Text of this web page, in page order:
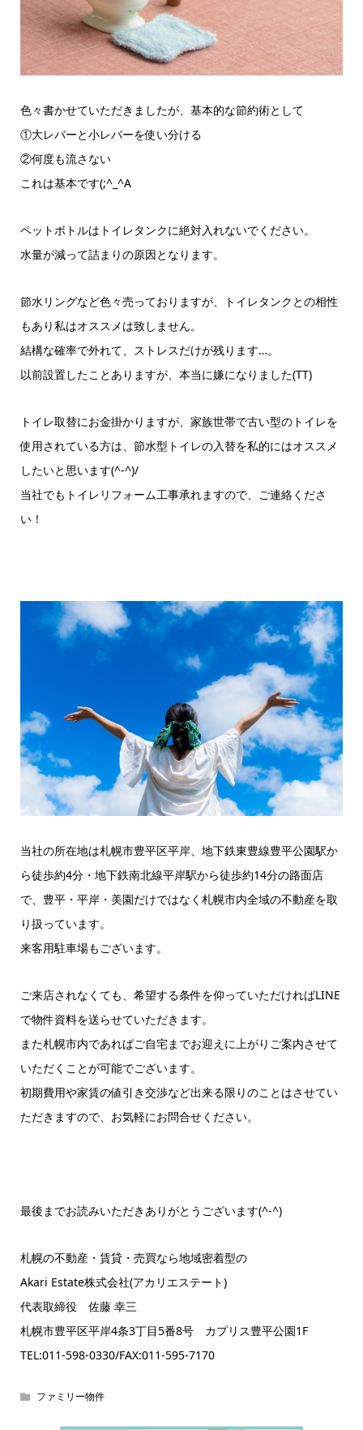
色々書かせていただきましたが、基本的な節約術として
①大レバーと小レバーを使い分ける
②何度も流さない
これは基本です(;^_^A
ペットボトルはトイレタンクに絶対入れないでください。
水量が減って詰まりの原因となります。
節水リングなど色々売っておりますが、トイレタンクとの相性
もあり私はオススメは致しません。
結構な確率で外れて、ストレスだけが残ります…。
以前設置したことありますが、本当に嫌になりました(TT)
トイレ取替にお金掛かりますが、家族世帯で古い型のトイレを
使用されている方は、節水型トイレの入替を私的にはオススメ
したいと思います(^-^)/
当社でもトイレリフォーム工事承れますので、ご連絡くださ
い！
当社の所在地は札幌市豊平区平岸、地下鉄東豊線豊平公園駅か
ら徒歩約4分・地下鉄南北線平岸駅から徒歩約14分の路面店
で、豊平・平岸・美園だけではなく札幌市内全域の不動産を取
り扱っています。
来客用駐車場もございます。
ご来店されなくても、希望する条件を仰っていただければLINE
で物件資料を送らせていただきます。
また札幌市内であればご自宅までお迎えに上がりご案内させて
いただくことが可能でございます。
初期費用や家賃の値引き交渉など出来る限りのことはさせてい
ただきますので、お気軽にお問合せください。
最後までお読みいただきありがとうございます(^-^)
札幌の不動産・賃貸・売買なら地域密着型の
Akari Estate株式会社(アカリエステート)
代表取締役 佐藤 幸三
札幌市豊平区平岸4条3丁目5番8号 カプリス豊平公園1F
TEL:011-598-0330/FAX:011-595-7170
ファミリー物件